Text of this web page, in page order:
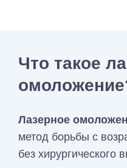
Что такое
Лазерное
метод борьбы с
без хирургического